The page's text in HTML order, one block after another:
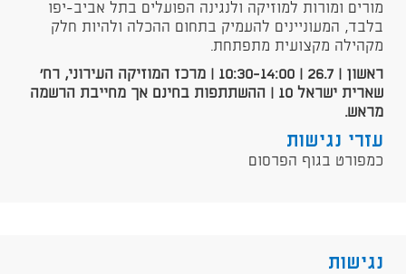
מורים ומורות למוזיקה ולנגינה הפועלים בתל אביב-יפו
בלבד, המעוניינים להעמיק בתחום ההכלה ולהיות חלק
מקהילה מקצועית מתפתחת.
ראשון | 26.7 | 10:30-14:00 | מרכז המוזיקה העירוני, רח'
שארית ישראל 10 | ההשתתפות בחינם אך מחייבת הרשמה
מראש.
עזרי נגישות
כמפורט בגוף הפרסום
נגישות